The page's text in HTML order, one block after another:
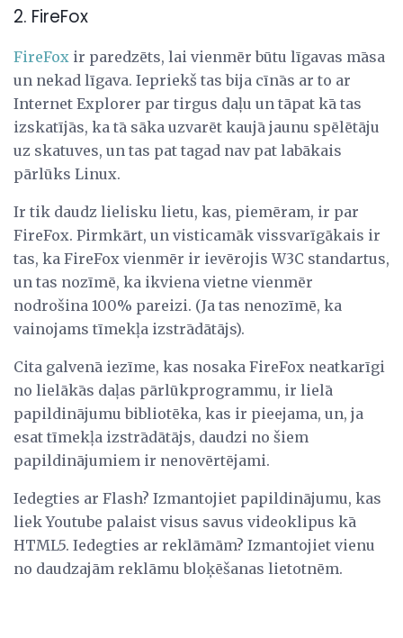
2. FireFox
FireFox ir paredzēts, lai vienmēr būtu līgavas māsa
un nekad līgava. Iepriekš tas bija cīnās ar to ar
Internet Explorer par tirgus daļu un tāpat kā tas
izskatījās, ka tā sāka uzvarēt kaujā jaunu spēlētāju
uz skatuves, un tas pat tagad nav pat labākais
pārlūks Linux.
Ir tik daudz lielisku lietu, kas, piemēram, ir par
FireFox. Pirmkārt, un visticamāk vissvarīgākais ir
tas, ka FireFox vienmēr ir ievērojis W3C standartus,
un tas nozīmē, ka ikviena vietne vienmēr
nodrošina 100% pareizi. (Ja tas nenozīmē, ka
vainojams tīmekļa izstrādātājs).
Cita galvenā iezīme, kas nosaka FireFox neatkarīgi
no lielākās daļas pārlūkprogrammu, ir lielā
papildinājumu bibliotēka, kas ir pieejama, un, ja
esat tīmekļa izstrādātājs, daudzi no šiem
papildinājumiem ir nenovērtējami.
Iedegties ar Flash? Izmantojiet papildinājumu, kas
liek Youtube palaist visus savus videoklipus kā
HTML5. Iedegties ar reklāmām? Izmantojiet vienu
no daudzajām reklāmu bloķēšanas lietotnēm.